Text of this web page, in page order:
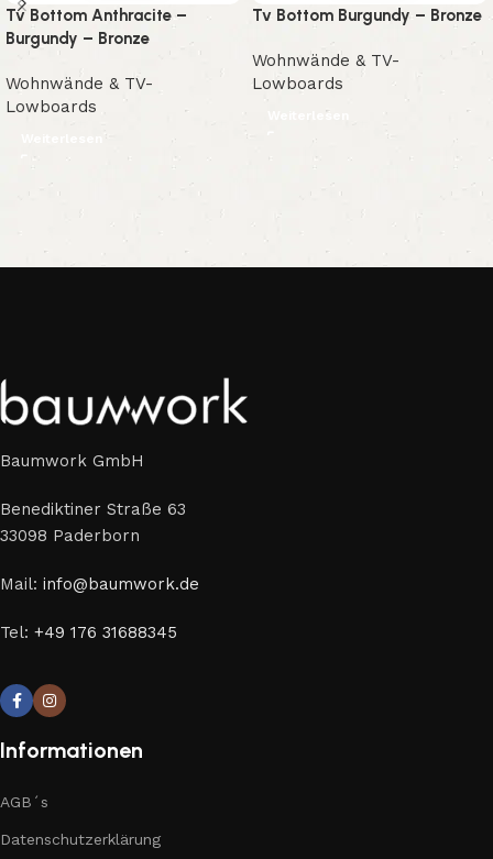
Tv Bottom Anthracite –
Burgundy – Bronze
Wohnwände & TV-
Lowboards
Tv Bottom Burgundy – Bronze
Wohnwände & TV-
Lowboards
Weiterlesen
Baumwork GmbH
Benediktiner Straße 63
33098 Paderborn
Mail: info@baumwork.de
Tel: +49 176 31688345
Informationen
AGB´s
Datenschutzerklärung